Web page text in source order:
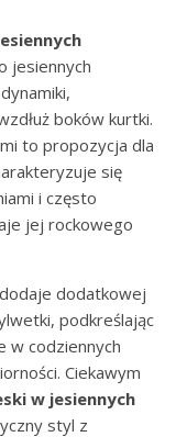
jesiennych
boków kurtki.
to propozycja dla
się
i często
jej rockowego
dodatkowej
podkreślając
w codziennych
Ciekawym
w jesiennych
styl z